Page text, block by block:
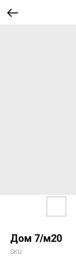
Дом 7/м20
SKU: